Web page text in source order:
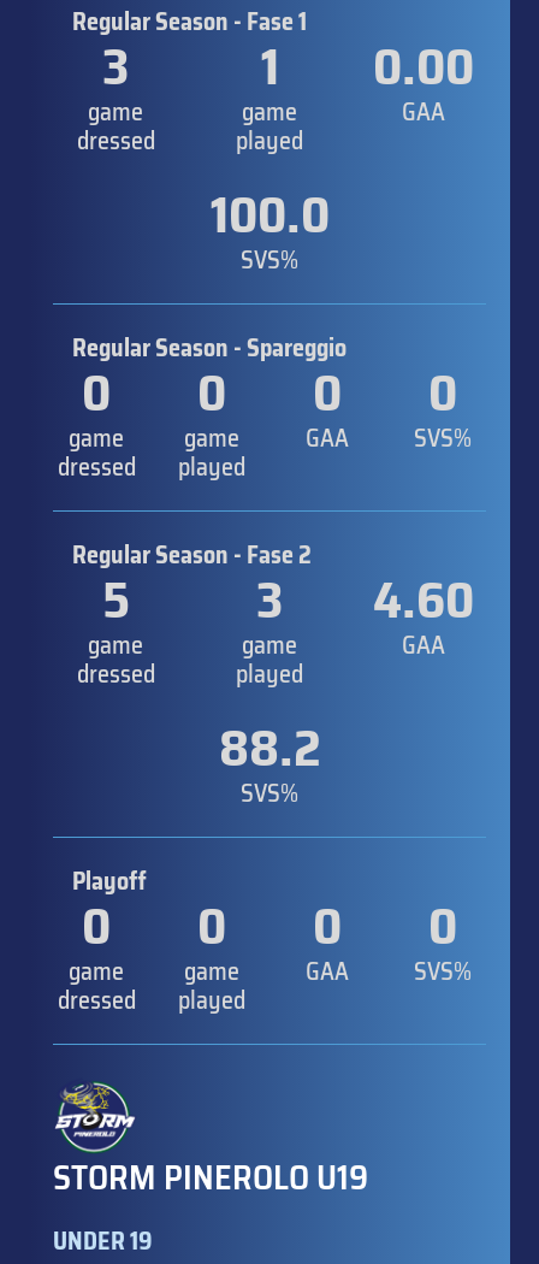
Regular Season - Fase 1
3
game
dressed
1
game
played
0.00
GAA
100.0
SVS%
Regular Season - Spareggio
0
game
dressed
0
game
played
0
GAA
0
SVS%
Regular Season - Fase 2
5
game
dressed
3
game
played
4.60
GAA
88.2
SVS%
Playoff
0
game
dressed
0
game
played
0
GAA
0
SVS%
STORM PINEROLO U19
UNDER 19